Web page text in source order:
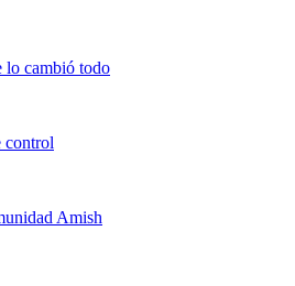
lo cambió todo
control
Amish